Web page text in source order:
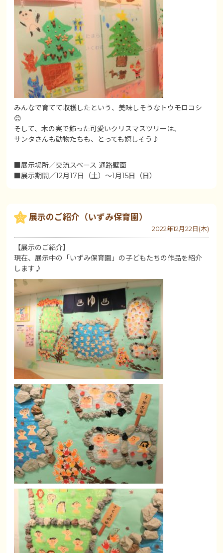
みんなで育てて収穫したという、美味しそうなトウモロコシ
😊
そして、木の実で飾った可愛いクリスマスツリーは、
サンタさんも動物たちも、とっても嬉しそう♪
■展示場所／交流スペース 通路壁面
■展示期間／12月17日（土）～1月15日（日）
展示のご紹介（いずみ保育園）
2022年12月22日(木)
【展示のご紹介】
現在、展示中の「いずみ保育園」の子どもたちの作品を紹介
します♪